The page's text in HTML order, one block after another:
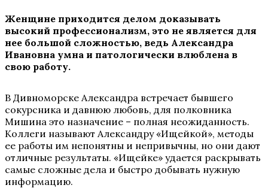
Женщине приходится делом доказывать
высокий профессионализм, это не является для
нее большой сложностью, ведь Александра
Ивановна умна и патологически влюблена в
свою работу.
В Дивноморске Александра встречает бывшего
сокурсника и давнюю любовь, для полковника
Мишина это назначение – полная неожиданность.
Коллеги называют Александру «Ищейкой», методы
ее работы им непонятны и непривычны, но они дают
отличные результаты. «Ищейке» удается раскрывать
самые сложные дела и быстро добывать нужную
информацию.